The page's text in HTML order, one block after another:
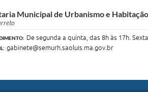
Municipal de Urbanismo e
De segunda a quinta, das 8h às 17h.
gabinete@semurh.saoluis.ma.gov.br